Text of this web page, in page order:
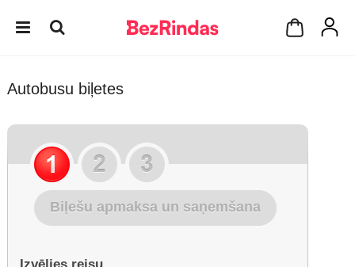
Autobusu biļetes
Biļešu apmaksa un saņemšana